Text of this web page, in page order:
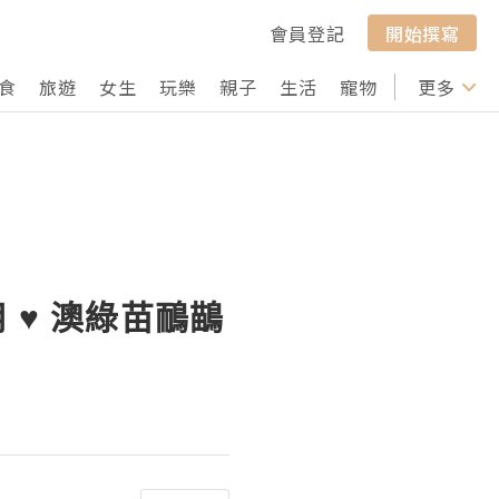
會員登記
開始撰寫
旅遊 女生 玩樂 親子 生活 寵物 行山 打卡
更多
♥ 澳綠苗鴯鶓